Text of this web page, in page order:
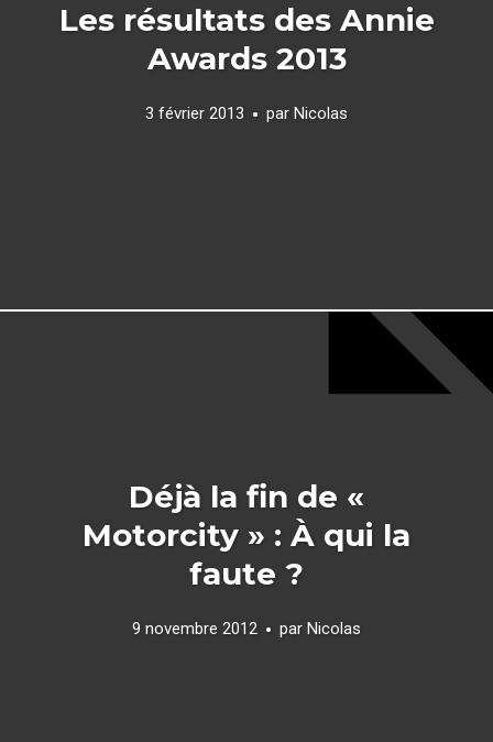
Les résultats des Annie
Awards 2013
3 février 2013 par Nicolas
Déjà la fin de «
Motorcity » : À qui la
faute ?
9 novembre 2012 par Nicolas